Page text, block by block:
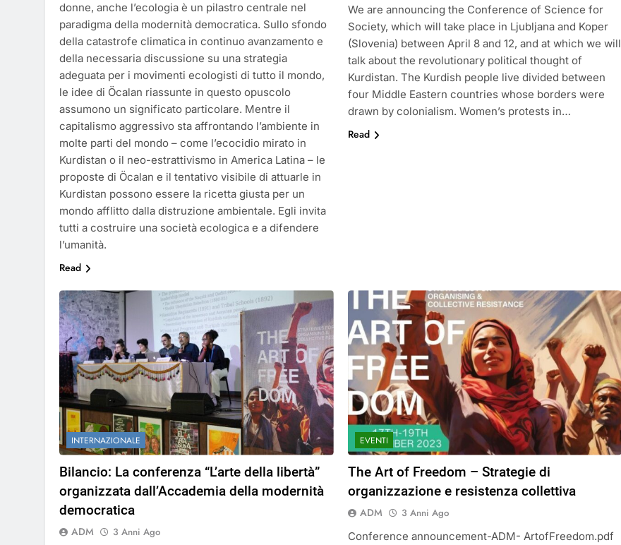
donne, anche l’ecologia è un pilastro centrale nel
paradigma della modernità democratica. Sullo sfondo
della catastrofe climatica in continuo avanzamento e
della necessaria discussione su una strategia
adeguata per i movimenti ecologisti di tutto il mondo,
le idee di Öcalan riassunte in questo opuscolo
assumono un significato particolare. Mentre il
capitalismo aggressivo sta affrontando l’ambiente in
molte parti del mondo – come l’ecocidio mirato in
Kurdistan o il neo-estrattivismo in America Latina – le
proposte di Öcalan e il tentativo visibile di attuarle in
Kurdistan possono essere la ricetta giusta per un
mondo afflitto dalla distruzione ambientale. Egli invita
tutti a costruire una società ecologica e a difendere
l’umanità.
Read
We are announcing the Conference of Science for
Society, which will take place in Ljubljana and Koper
(Slovenia) between April 8 and 12, and at which we will
talk about the revolutionary political thought of
Kurdistan. The Kurdish people live divided between
four Middle Eastern countries whose borders were
drawn by colonialism. Women’s protests in…
Read
INTERNAZIONALE
Bilancio: La conferenza “L’arte della libertà”
organizzata dall’Accademia della modernità
democratica
ADM
3 Anni Ago
EVENTI
The Art of Freedom – Strategie di
organizzazione e resistenza collettiva
ADM
3 Anni Ago
Conference announcement-ADM- ArtofFreedom.pdf